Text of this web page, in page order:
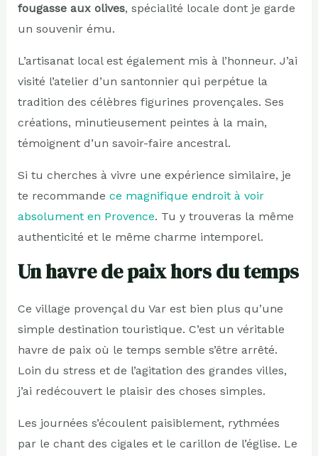
fougasse aux olives, spécialité locale dont je garde
un souvenir ému.
L’artisanat local est également mis à l’honneur. J’ai
visité l’atelier d’un santonnier qui perpétue la
tradition des célèbres figurines provençales. Ses
créations, minutieusement peintes à la main,
témoignent d’un savoir-faire ancestral.
Si tu cherches à vivre une expérience similaire, je
te recommande ce magnifique endroit à voir
absolument en Provence. Tu y trouveras la même
authenticité et le même charme intemporel.
Un havre de paix hors du temps
Ce village provençal du Var est bien plus qu’une
simple destination touristique. C’est un véritable
havre de paix où le temps semble s’être arrêté.
Loin du stress et de l’agitation des grandes villes,
j’ai redécouvert le plaisir des choses simples.
Les journées s’écoulent paisiblement, rythmées
par le chant des cigales et le carillon de l’église. Le